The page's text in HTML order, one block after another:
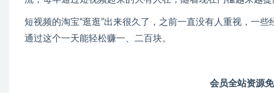
短视频的淘宝“逛逛”出来很久了，之前一直没有人重视，一
通过这个一天能轻松赚一、二百块。
会员全站资源